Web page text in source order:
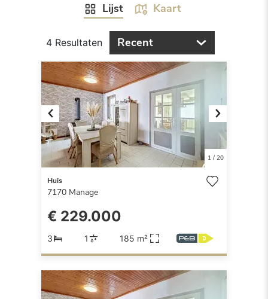
Lijst Kaart
4 Resultaten Recent
Previous Next
1/ 20
Huis
7170 Manage
€ 229.000
3 1 185 m²